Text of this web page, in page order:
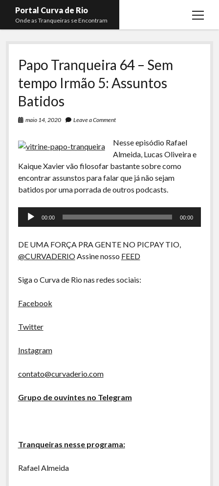
Portal Curva de Rio
Onde as Tranqueiras se Encontram
open
Podcasts open
Curva de Rio
Curva Belas Artes
Curva Classics
Komos
Boca do Lixo
Rachão na Beira do RIo
Arquivo CDR
Papo Tranqueira
A Ripa É a Lei
Especiais
Preliminares
Membros
open
Almir Ribeiro
Felype Silva
Lucas Oliveira
Mateus Mantoan
Rafael Almeida
twitterfacebookinstagram
youtube
rss emailtelegram
Papo Tranqueira 64 – Sem
tempo Irmão 5: Assuntos
Batidos
maio 14, 2020 Leave a Comment
Nesse episódio Rafael
Almeida, Lucas Oliveira e
Kaique Xavier vão filosofar bastante sobre como
encontrar assunstos para falar que já não sejam
batidos por uma porrada de outros podcasts.
Tocador
00:00 00:00
DE UMA FORÇA PRA GENTE NO PICPAY TIO,
@CURVADERIOAssine nosso FEED
Siga o Curva de Rio nas redes sociais:
Facebook
Twitter
Instagram
contato@curvaderio.com
Grupo de ouvintes no Telegram
Tranqueiras nesse programa:
Rafael Almeida